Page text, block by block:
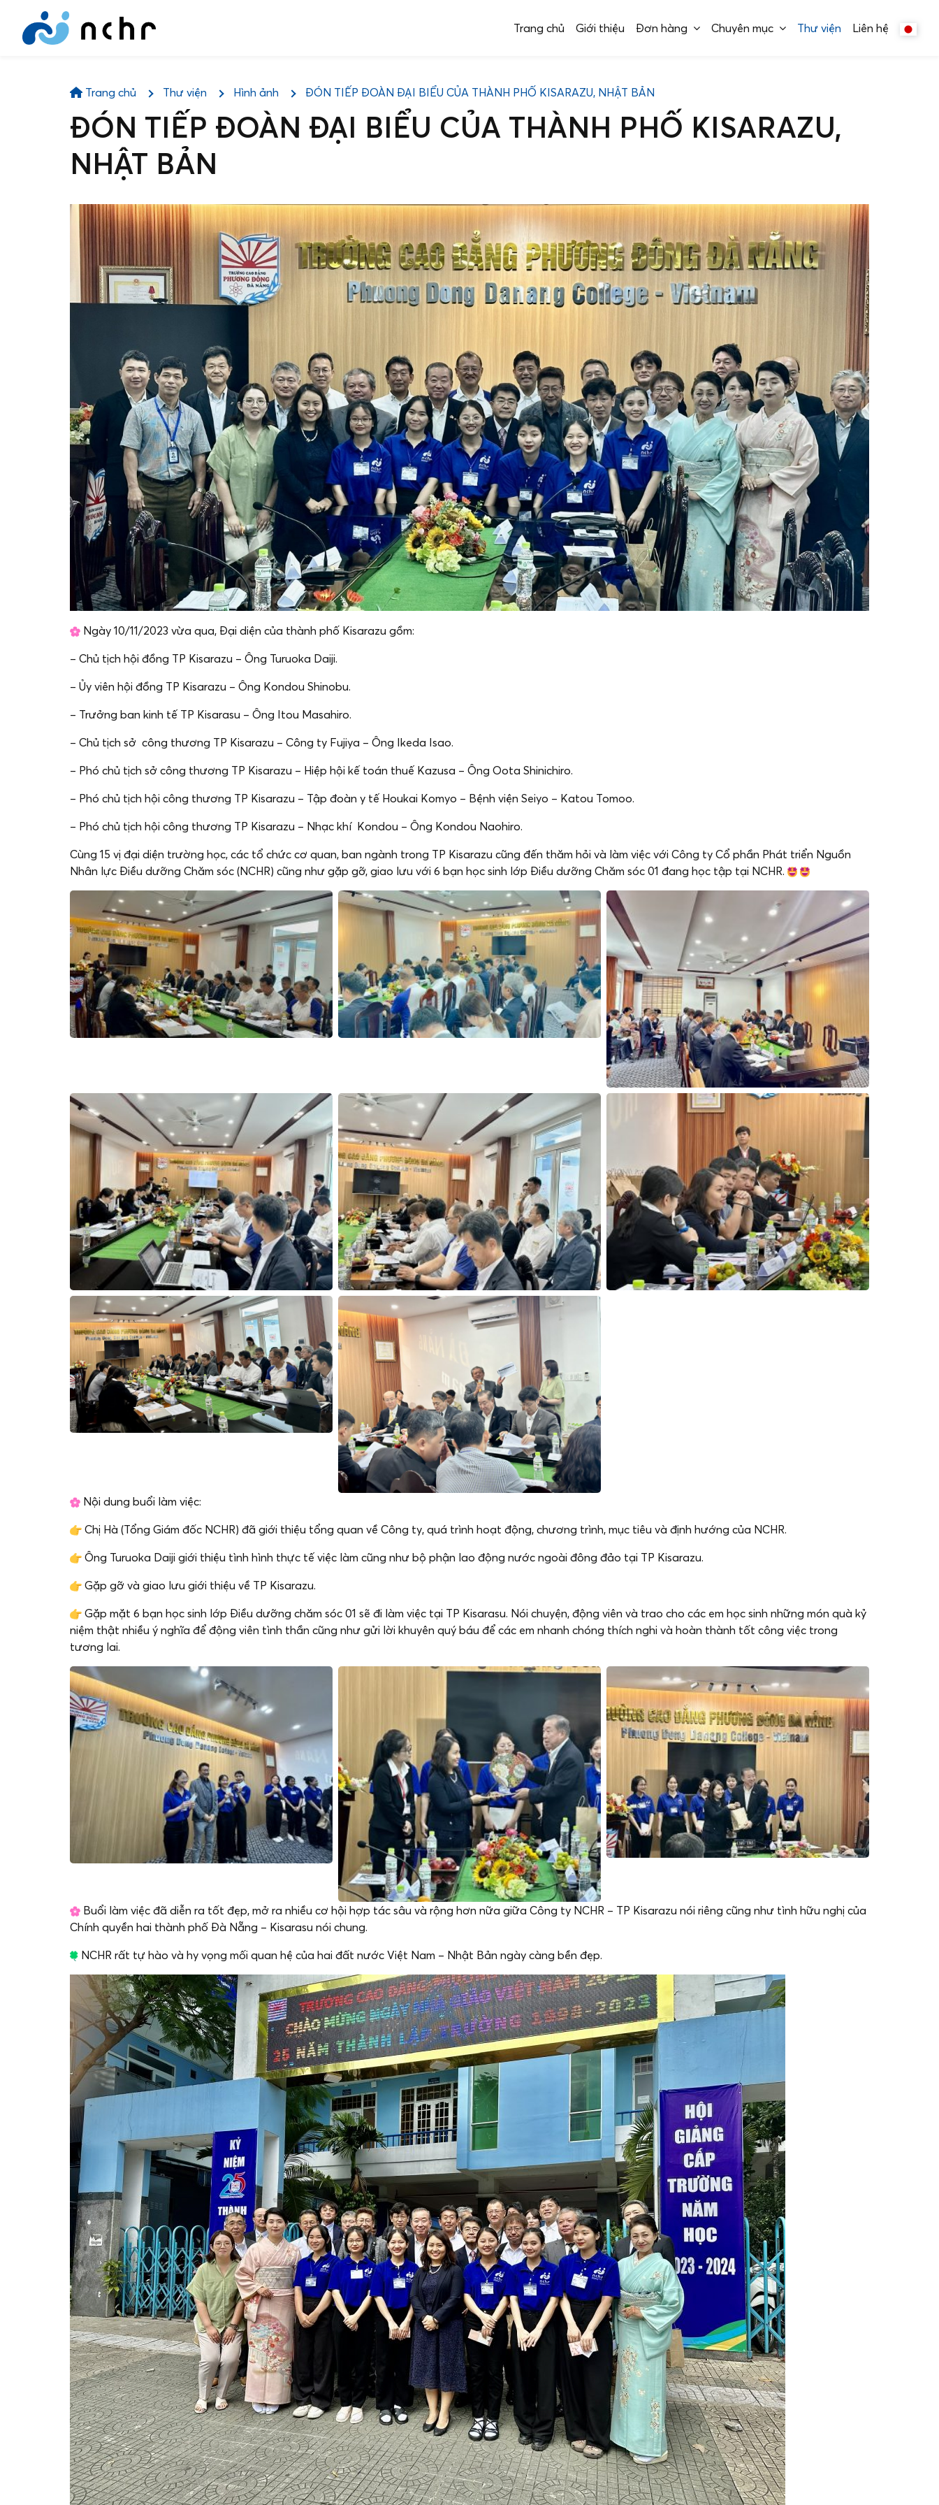
Trang chủ Giới thiệu Đơn hàng Chuyên mục Thư viện Liên hệ
Trang chủ Thư viện Hình ảnh ĐÓN TIẾP ĐOÀN ĐẠI BIỂU CỦA THÀNH PHỐ KISARAZU, NHẬT BẢN
ĐÓN TIẾP ĐOÀN ĐẠI BIỂU CỦA THÀNH PHỐ KISARAZU,
NHẬT BẢN
Ngày 10/11/2023 vừa qua, Đại diện của thành phố Kisarazu gồm:
– Chủ tịch hội đồng TP Kisarazu – Ông Turuoka Daiji.
– Ủy viên hội đồng TP Kisarazu – Ông Kondou Shinobu.
– Trưởng ban kinh tế TP Kisarasu – Ông Itou Masahiro.
– Chủ tịch sở công thương TP Kisarazu – Công ty Fujiya – Ông Ikeda Isao.
– Phó chủ tịch sở công thương TP Kisarazu – Hiệp hội kế toán thuế Kazusa – Ông Oota Shinichiro.
– Phó chủ tịch hội công thương TP Kisarazu – Tập đoàn y tế Houkai Komyo – Bệnh viện Seiyo – Katou Tomoo.
– Phó chủ tịch hội công thương TP Kisarazu – Nhạc khí Kondou – Ông Kondou Naohiro.
Cùng 15 vị đại diện trường học, các tổ chức cơ quan, ban ngành trong TP Kisarazu cũng đến thăm hỏi và làm việc với Công ty Cổ phần Phát triển Nguồn
Nhân lực Điều dưỡng Chăm sóc (NCHR) cũng như gặp gỡ, giao lưu với 6 bạn học sinh lớp Điều dưỡng Chăm sóc 01 đang học tập tại NCHR.
Nội dung buổi làm việc:
Chị Hà (Tổng Giám đốc NCHR) đã giới thiệu tổng quan về Công ty, quá trình hoạt động, chương trình, mục tiêu và định hướng của NCHR.
Ông Turuoka Daiji giới thiệu tình hình thực tế việc làm cũng như bộ phận lao động nước ngoài đông đảo tại TP Kisarazu.
Gặp gỡ và giao lưu giới thiệu về TP Kisarazu.
Gặp mặt 6 bạn học sinh lớp Điều dưỡng chăm sóc 01 sẽ đi làm việc tại TP Kisarasu. Nói chuyện, động viên và trao cho các em học sinh những món quà kỷ
niệm thật nhiều ý nghĩa để động viên tình thần cũng như gửi lời khuyên quý báu để các em nhanh chóng thích nghi và hoàn thành tốt công việc trong
tương lai.
Buổi làm việc đã diễn ra tốt đẹp, mở ra nhiều cơ hội hợp tác sâu và rộng hơn nữa giữa Công ty NCHR – TP Kisarazu nói riêng cũng như tình hữu nghị của
Chính quyền hai thành phố Đà Nẵng – Kisarasu nói chung.
NCHR rất tự hào và hy vọng mối quan hệ của hai đất nước Việt Nam – Nhật Bản ngày càng bền đẹp.